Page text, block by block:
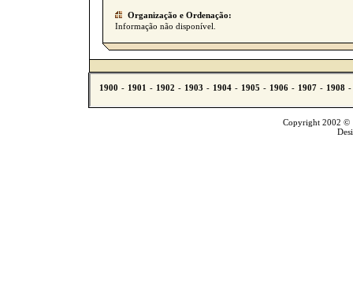
Organização e Ordenação:
Informação não disponível.
Copyright 2002 ©